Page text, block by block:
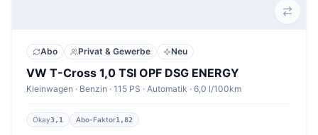
Abo Privat & Gewerbe Neu
VW T-Cross 1,0 TSI OPF DSG ENERGY
Kleinwagen · Benzin · 115 PS · Automatik · 6,0 l/100km
Okay3,1 Abo-Faktor1,82